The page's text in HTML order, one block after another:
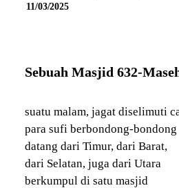
11/03/2025
Sebuah Masjid 632-
suatu malam, jagat diselimuti
para sufi berbondong-bondong
datang dari Timur, dari Barat,
dari Selatan, juga dari Utara
berkumpul di satu masjid